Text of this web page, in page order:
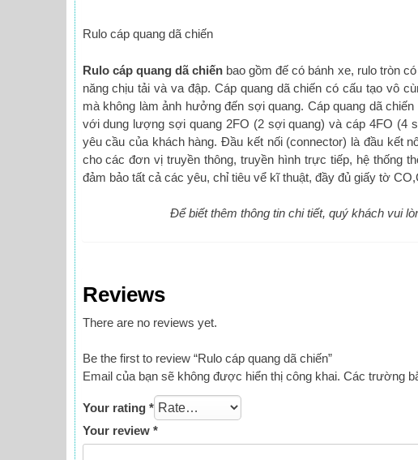
Rulo cáp quang dã chiến
Rulo cáp quang dã chiếnbao gồm đế có bánh xe, rulo tròn
năng chịu tải và va đập. Cáp quang dã chiến có cấu tạo vô
mà không làm ảnh hưởng đến sợi quang. Cáp quang dã
với dung lượng sợi quang 2FO (2 sợi quang) và cáp 4FO (4
yêu cầu của khách hàng. Đầu kết nối (connector) là đầu kết
cho các đơn vị truyền thông, truyền hình trực tiếp, hệ thống
đảm bảo tất cả các yêu, chỉ tiêu vể kĩ thuật, đầy đủ giấy tờ
Để biết thêm thông tin chi tiết, quý khách vui
Reviews
There are no reviews yet.
Be the first to review “Rulo cáp quang dã chiến”
Email của bạn sẽ không được hiển thị công khai. Các trường
Your rating *
Your review *